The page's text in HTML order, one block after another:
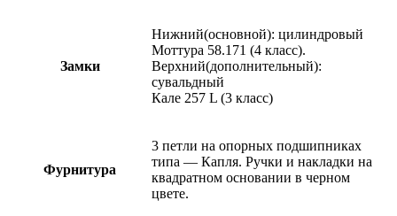
Замки
Нижний(основной): цилиндровый
Моттура 58.171 (4 класс).
Верхний(дополнительный):
сувальдный
Кале 257 L (3 класс)
Фурнитура
3 петли на опорных подшипниках
типа — Капля. Ручки и накладки на
квадратном основании в черном
цвете.